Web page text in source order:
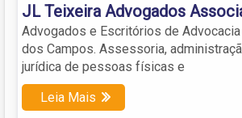
JL Teixeira Advogados
Advogados e Escritórios de
dos Campos. Assessoria,
jurídica de pessoas físicas e
Leia Mais